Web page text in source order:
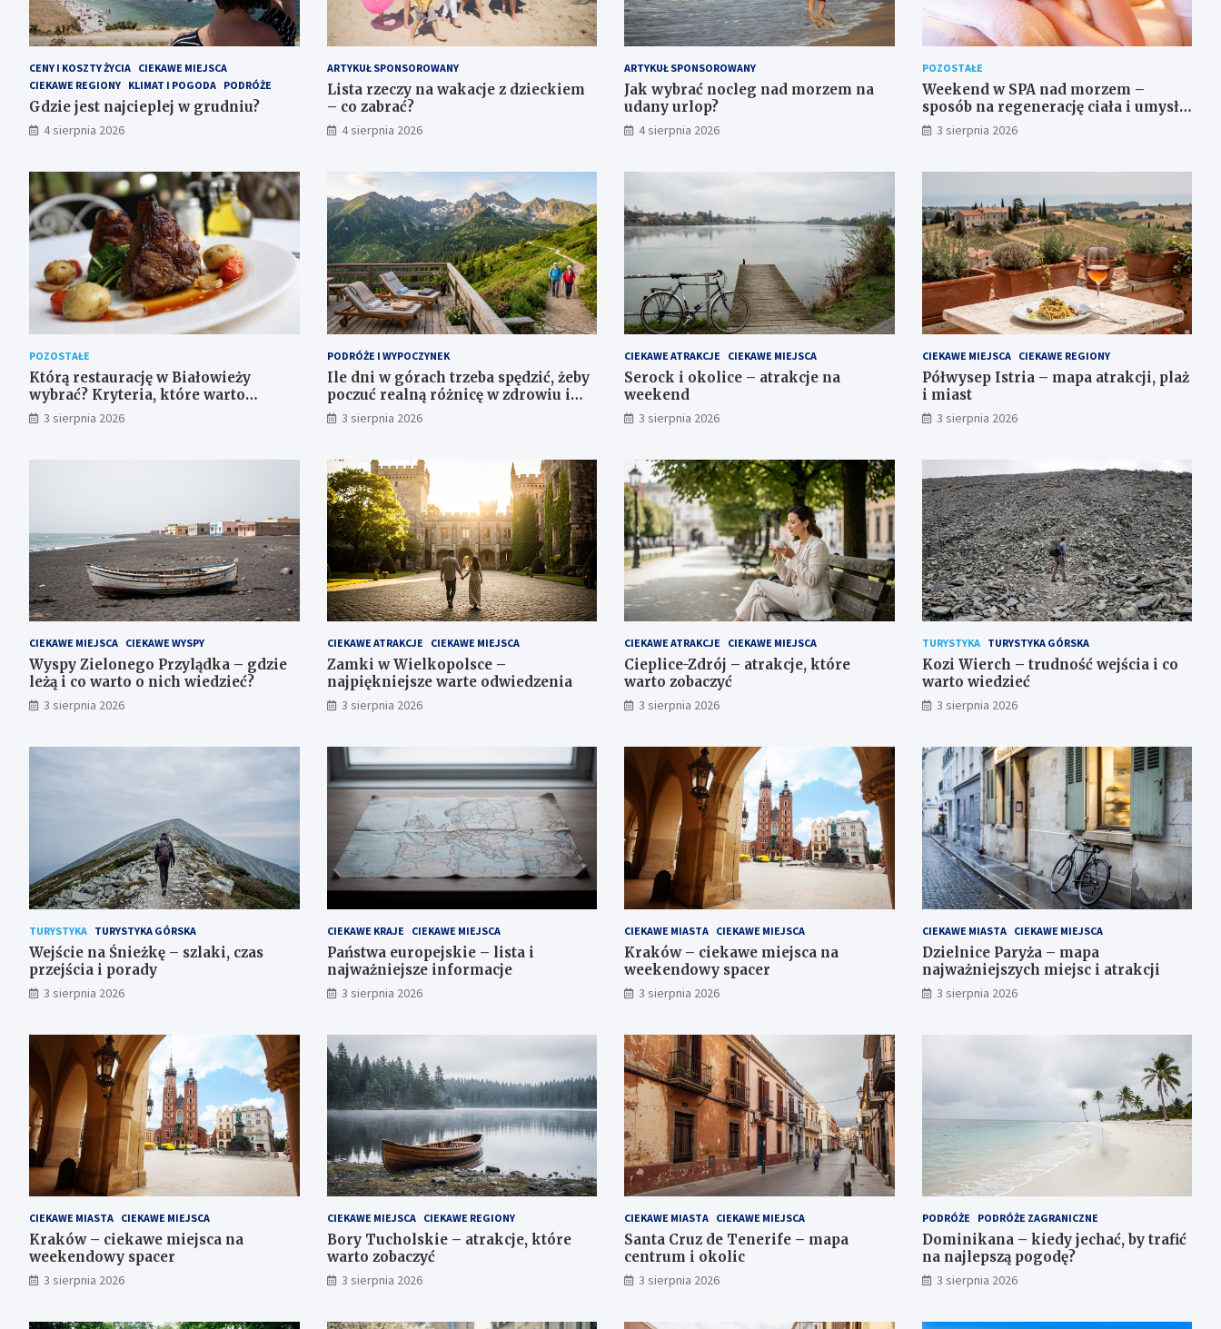
CENY I KOSZTY ŻYCIA CIEKAWE MIEJSCA
CIEKAWE REGIONY KLIMAT I POGODA PODRÓŻE
Gdzie jest najcieplej w grudniu?
4 sierpnia 2026
ARTYKUŁ SPONSOROWANY
Lista rzeczy na wakacje z dzieckiem
– co zabrać?
4 sierpnia 2026
ARTYKUŁ SPONSOROWANY
Jak wybrać nocleg nad morzem na
udany urlop?
4 sierpnia 2026
POZOSTAŁE
Weekend w SPA nad morzem –
sposób na regenerację ciała i umysłu
w wyjątkowym otoczeniu
3 sierpnia 2026
POZOSTAŁE
Którą restaurację w Białowieży
wybrać? Kryteria, które warto
sprawdzić przed rezerwacją
3 sierpnia 2026
PODRÓŻE I WYPOCZYNEK
Ile dni w górach trzeba spędzić, żeby
poczuć realną różnicę w zdrowiu i
samopoczuciu?
3 sierpnia 2026
CIEKAWE ATRAKCJE CIEKAWE MIEJSCA
Serock i okolice – atrakcje na
weekend
3 sierpnia 2026
CIEKAWE MIEJSCA CIEKAWE REGIONY
Półwysep Istria – mapa atrakcji, plaż
i miast
3 sierpnia 2026
CIEKAWE MIEJSCA CIEKAWE WYSPY
Wyspy Zielonego Przylądka – gdzie
leżą i co warto o nich wiedzieć?
3 sierpnia 2026
CIEKAWE ATRAKCJE CIEKAWE MIEJSCA
Zamki w Wielkopolsce –
najpiękniejsze warte odwiedzenia
3 sierpnia 2026
CIEKAWE ATRAKCJE CIEKAWE MIEJSCA
Cieplice-Zdrój – atrakcje, które
warto zobaczyć
3 sierpnia 2026
TURYSTYKA TURYSTYKA GÓRSKA
Kozi Wierch – trudność wejścia i co
warto wiedzieć
3 sierpnia 2026
TURYSTYKA TURYSTYKA GÓRSKA
Wejście na Śnieżkę – szlaki, czas
przejścia i porady
3 sierpnia 2026
CIEKAWE KRAJE CIEKAWE MIEJSCA
Państwa europejskie – lista i
najważniejsze informacje
3 sierpnia 2026
CIEKAWE MIASTA CIEKAWE MIEJSCA
Kraków – ciekawe miejsca na
weekendowy spacer
3 sierpnia 2026
CIEKAWE MIASTA CIEKAWE MIEJSCA
Dzielnice Paryża – mapa
najważniejszych miejsc i atrakcji
3 sierpnia 2026
CIEKAWE MIASTA CIEKAWE MIEJSCA
Kraków – ciekawe miejsca na
weekendowy spacer
3 sierpnia 2026
CIEKAWE MIEJSCA CIEKAWE REGIONY
Bory Tucholskie – atrakcje, które
warto zobaczyć
3 sierpnia 2026
CIEKAWE MIASTA CIEKAWE MIEJSCA
Santa Cruz de Tenerife – mapa
centrum i okolic
3 sierpnia 2026
PODRÓŻE PODRÓŻE ZAGRANICZNE
Dominikana – kiedy jechać, by trafić
na najlepszą pogodę?
3 sierpnia 2026